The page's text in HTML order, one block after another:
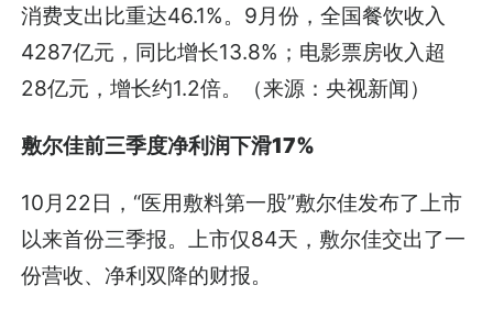
消费支出比重达46.1%。9月份，全国餐饮收入
4287亿元，同比增长13.8%；电影票房收入超
28亿元，增长约1.2倍。（来源：央视新闻）
敷尔佳前三季度净利润下滑17%
10月22日，“医用敷料第一股”敷尔佳发布了上市
以来首份三季报。上市仅84天，敷尔佳交出了一
份营收、净利双降的财报。